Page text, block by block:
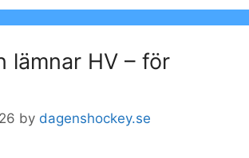
lämnar HV – för
by dagenshockey.se